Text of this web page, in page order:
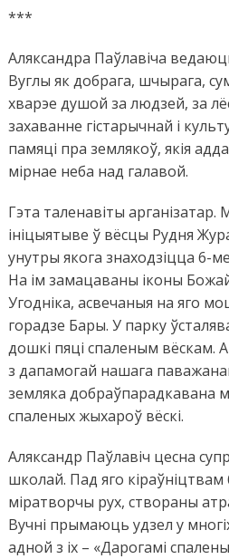
***
Аляксандра Паўлавіча
Вуглы як добрага, шчырага,
хварэе душой за людзей, за
захаванне гістарычнай і
памяці пра землякоў, якія
мірнае неба над галавой.
Гэта таленавіты арганізатар.
ініцыятыве ў вёсцы Рудня
унутры якога знаходзіцца
На ім замацаваны іконы
Угодніка, асвечаныя на яго
горадзе Бары. У парку
дошкі пяці спаленым вёскам.
з дапамогай нашага
земляка добраўпарадкавана
спаленых жыхароў вёскі.
Аляксандр Паўлавіч цесна
школай. Пад яго кіраўніцтвам
міратворчы рух, створаны
Вучні прымаюць удзел у
адной з іх – «Дарогамі